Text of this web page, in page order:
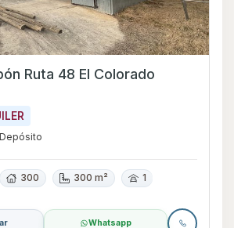
Ruta 48 El Colorado
Depósito
300 300 m² 1
Whatsapp